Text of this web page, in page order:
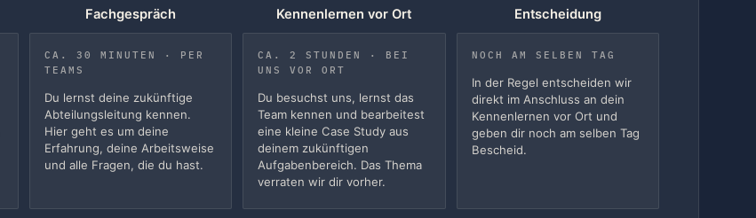
Fachgespräch
CA. 30 MINUTEN · PER
TEAMS
Du lernst deine zukünftige
Abteilungsleitung kennen.
Hier geht es um deine
Erfahrung, deine Arbeitsweise
und alle Fragen, die du hast.
Kennenlernen vor Ort
CA. 2 STUNDEN · BEI
UNS VOR ORT
Du besuchst uns, lernst das
Team kennen und bearbeitest
eine kleine Case Study aus
deinem zukünftigen
Aufgabenbereich. Das Thema
verraten wir dir vorher.
Entscheidung
NOCH AM SELBEN TAG
In der Regel entscheiden wir
direkt im Anschluss an dein
Kennenlernen vor Ort und
geben dir noch am selben Tag
Bescheid.